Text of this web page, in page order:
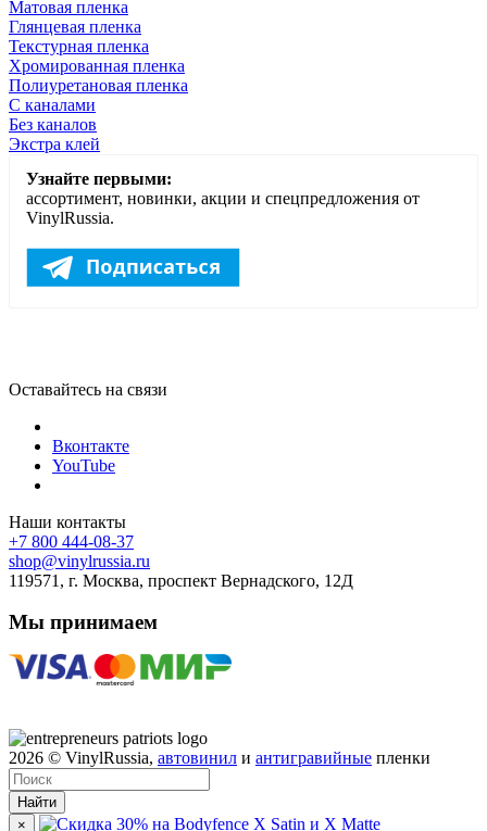
Матовая пленка
Глянцевая пленка
Текстурная пленка
Хромированная пленка
Полиуретановая пленка
С каналами
Без каналов
Экстра клей
Узнайте первыми:
ассортимент, новинки, акции и спецпредложения от
VinylRussia.
Оставайтесь на связи
Вконтакте
YouTube
Наши контакты
+7 800 444-08-37
shop@vinylrussia.ru
119571, г. Москва, проспект Вернадского, 12Д
Мы принимаем
2026 © VinylRussia, автовинил и антигравийные пленки
Найти
×